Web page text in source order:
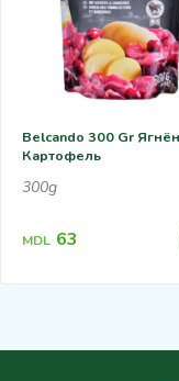
Belcando 300 Gr
Картофель
300g
MDL 63